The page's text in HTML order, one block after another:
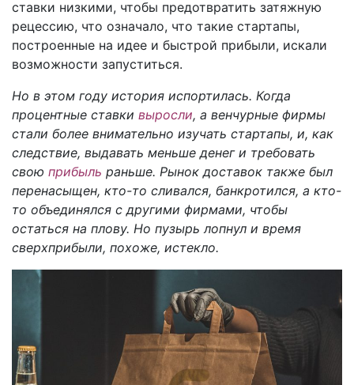
ставки низкими, чтобы предотвратить затяжную
рецессию, что означало, что такие стартапы,
построенные на идее и быстрой прибыли, искали
возможности запуститься.
Но в этом году история испортилась. Когда
процентные ставки выросли, а венчурные фирмы
стали более внимательно изучать стартапы, и, как
следствие, выдавать меньше денег и требовать
свою прибыль раньше. Рынок доставок также был
перенасыщен, кто-то сливался, банкротился, а кто-
то объединялся с другими фирмами, чтобы
остаться на плову. Но пузырь лопнул и время
сверхприбыли, похоже, истекло.